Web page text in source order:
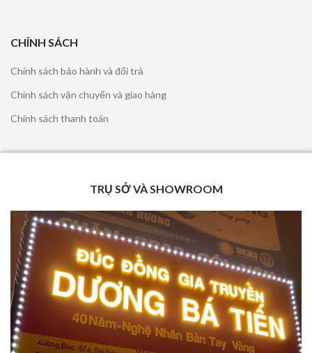
CHÍNH SÁCH
Chính sách bảo hành và đổi trả
Chính sách vận chuyển và giao hàng
Chính sách thanh toán
TRỤ SỞ VÀ SHOWROOM